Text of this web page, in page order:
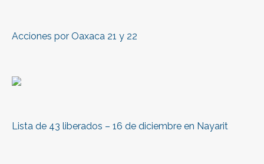
Acciones por Oaxaca 21 y 22
Lista de 43 liberados – 16 de diciembre en Nayarit